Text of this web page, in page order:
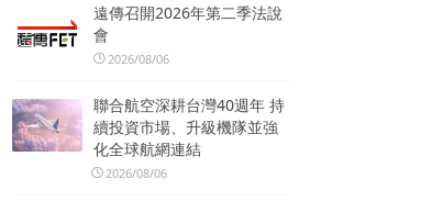
遠傳召開2026年第二季法說
會
2026/08/06
聯合航空深耕台灣40週年 持
續投資市場、升級機隊並強
化全球航網連結
2026/08/06